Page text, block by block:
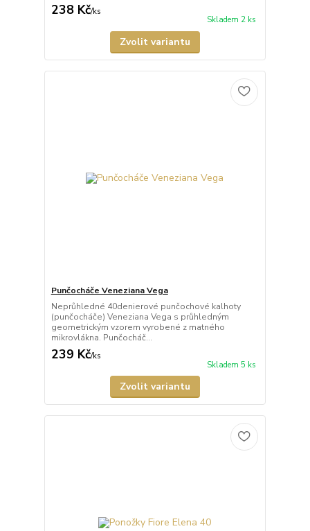
238 Kč/ks
Skladem 2 ks
Zvolit variantu
Punčocháče Veneziana Vega
Neprůhledné 40denierové punčochové kalhoty
(punčocháče) Veneziana Vega s průhledným
geometrickým vzorem vyrobené z matného
mikrovlákna. Punčocháč...
239 Kč/ks
Skladem 5 ks
Zvolit variantu